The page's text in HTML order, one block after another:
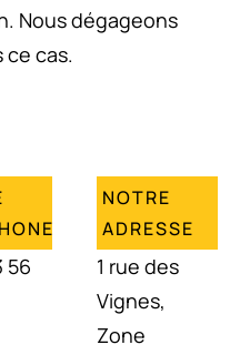
Nous dégageons
cas.
56
NOTRE
ADRESSE
1 rue des
Vignes,
Zone